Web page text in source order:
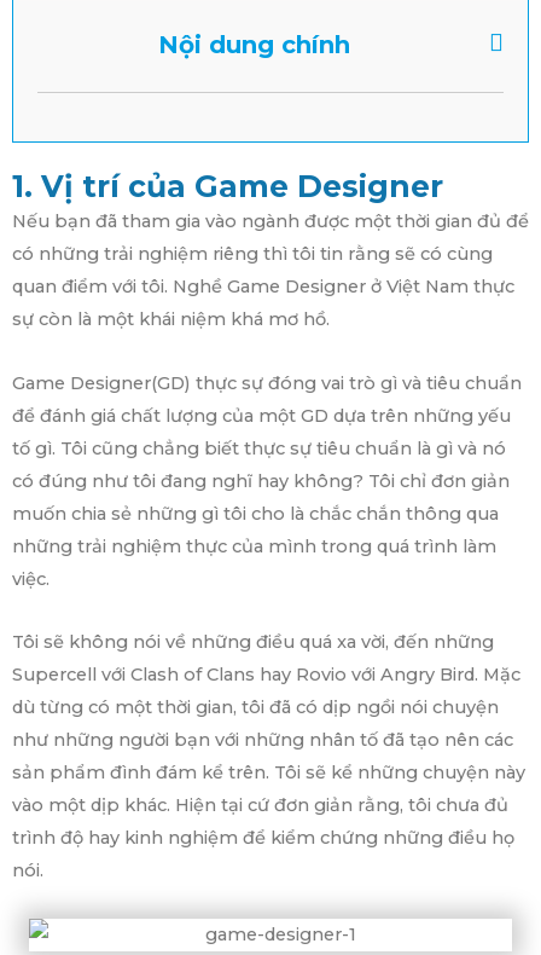
Nội dung chính
1. Vị trí của Game Designer
Nếu bạn đã tham gia vào ngành được một thời gian đủ để
có những trải nghiệm riêng thì tôi tin rằng sẽ có cùng
quan điểm với tôi. Nghề Game Designer ở Việt Nam thực
sự còn là một khái niệm khá mơ hồ.
Game Designer(GD) thực sự đóng vai trò gì và tiêu chuẩn
để đánh giá chất lượng của một GD dựa trên những yếu
tố gì. Tôi cũng chẳng biết thực sự tiêu chuẩn là gì và nó
có đúng như tôi đang nghĩ hay không? Tôi chỉ đơn giản
muốn chia sẻ những gì tôi cho là chắc chắn thông qua
những trải nghiệm thực của mình trong quá trình làm
việc.
Tôi sẽ không nói về những điều quá xa vời, đến những
Supercell với Clash of Clans hay Rovio với Angry Bird. Mặc
dù từng có một thời gian, tôi đã có dịp ngồi nói chuyện
như những người bạn với những nhân tố đã tạo nên các
sản phẩm đình đám kể trên. Tôi sẽ kể những chuyện này
vào một dịp khác. Hiện tại cứ đơn giản rằng, tôi chưa đủ
trình độ hay kinh nghiệm để kiểm chứng những điều họ
nói.